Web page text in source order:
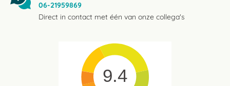
06-21959869
Direct in contact met één van onze collega's
9.4